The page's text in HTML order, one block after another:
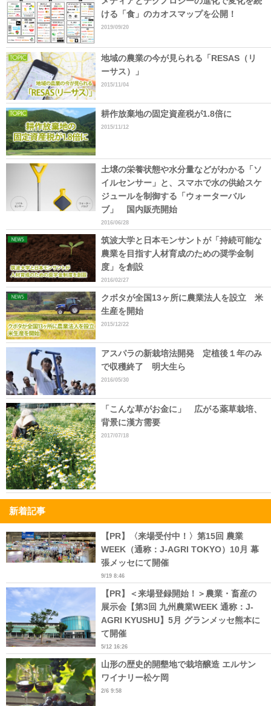
ける「食」のカオスマップを公開！
2019/09/20
地域の農業の今が見られる「RESAS（リ
ーサス）」
2015/11/04
耕作放棄地の固定資産税が1.8倍に
2015/11/12
土壌の栄養状態や水分量などがわかる「ソ
イルセンサー」と、スマホで水の供給スケ
ジュールを制御する「ウォーターバル
ブ」 国内販売開始
2016/06/28
筑波大学と日本モンサントが「持続可能な
農業を目指す人材育成のための奨学金制
度」を創設
2016/02/27
クボタが全国13ヶ所に農業法人を設立 米
生産を開始
2015/12/22
アスパラの新栽培法開発 定植後１年のみ
で収穫終了 明大生ら
2016/05/30
「こんな草がお金に」 広がる薬草栽培、
背景に漢方需要
2017/07/18
新着記事
【PR】〈来場受付中！〉第15回 農業
WEEK（通称：J-AGRI TOKYO）10月 幕
張メッセにて開催
9/19 8:46
【PR】＜来場登録開始！＞農業・畜産の
展示会【第3回 九州農業WEEK 通称：J-
AGRI KYUSHU】5月 グランメッセ熊本に
て開催
5/12 16:26
山形の歴史的開墾地で栽培醸造 エルサン
ワイナリー松ケ岡
2/6 9:58